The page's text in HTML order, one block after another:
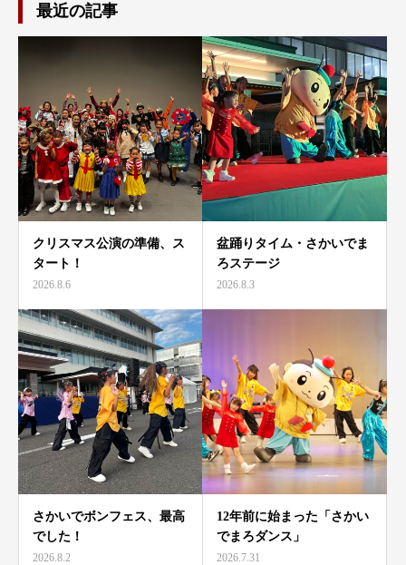
最近の記事
クリスマス公演の準備、ス
タート！
2026.8.6
盆踊りタイム・さかいでま
ろステージ
2026.8.3
さかいでボンフェス、最高
でした！
2026.8.2
12年前に始まった「さかい
でまろダンス」
2026.7.31